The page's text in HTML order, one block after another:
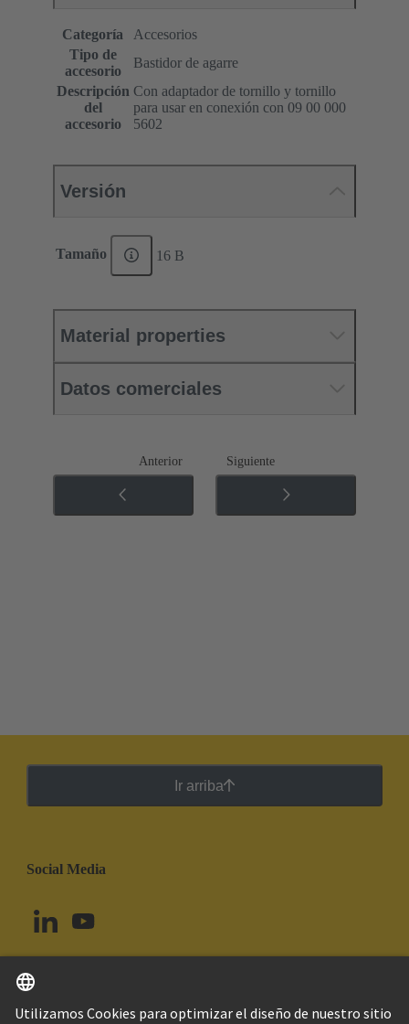
Categoría
Accesorios
Tipo de
accesorio
Bastidor de agarre
Descripción
del
accesorio
Con adaptador de tornillo y tornillo
para usar en conexión con 09 00 000
5602
Versión
Tamaño 16 B
Material properties
Datos comerciales
Anterior Siguiente
Ir arriba
Social Media
Uruguay Español